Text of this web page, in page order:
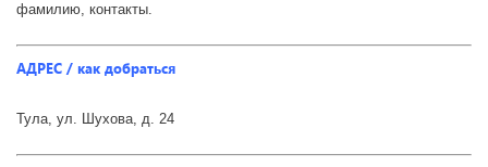
фамилию, контакты.
АДРЕС / как добраться
Тула, ул. Шухова, д. 24